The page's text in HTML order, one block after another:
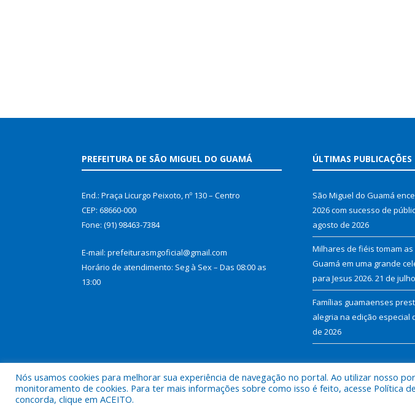
PREFEITURA DE SÃO MIGUEL DO GUAMÁ
End.: Praça Licurgo Peixoto, nº 130 – Centro
CEP: 68660-000
Fone: (91) 98463-7384
E-mail: prefeiturasmgoficial@gmail.com
Horário de atendimento: Seg à Sex – Das 08:00 as
13:00
ÚLTIMAS PUBLICAÇÕES
São Miguel do Guamá
2026 com sucesso de
agosto de 2026
Milhares de fiéis tomam
Guamá em uma grande
para Jesus 2026. 21 de
Famílias guamaenses
alegria na edição especial
de 2026
Nós usamos cookies para melhorar sua experiência de navegação no portal. Ao utilizar nosso
monitoramento de cookies. Para ter mais informações sobre como isso é feito, acesse Política
concorda, clique em ACEITO.